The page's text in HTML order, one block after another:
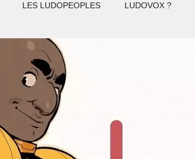
LES LUDOPEOPLES LUDOVOX ?